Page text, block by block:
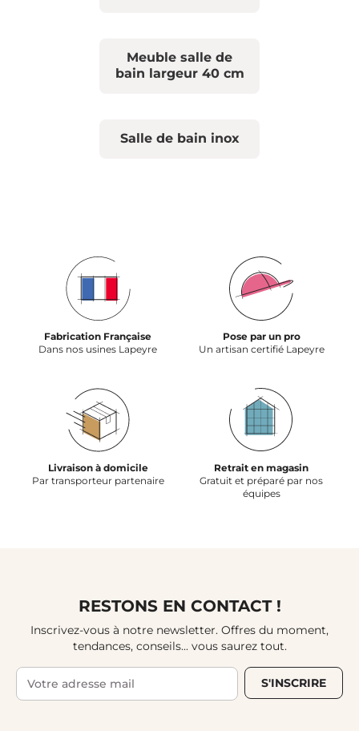
Meuble salle de
bain largeur 40 cm
Salle de bain inox
Fabrication Française
Dans nos usines Lapeyre
Pose par un pro
Un artisan certifié Lapeyre
Livraison à domicile
Par transporteur partenaire
Retrait en magasin
Gratuit et préparé par nos
équipes
RESTONS EN CONTACT !
Inscrivez-vous à notre newsletter. Offres du moment,
tendances, conseils... vous saurez tout.
S'INSCRIRE